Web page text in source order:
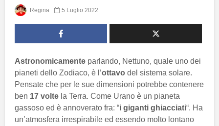
Regina 5 Luglio 2022
Astronomicamente parlando, Nettuno, quale uno dei
pianeti dello Zodiaco, è l’ottavo del sistema solare.
Pensate che per le sue dimensioni potrebbe contenere
ben 17 volte la Terra. Come Urano è un pianeta
gassoso ed è annoverato fra: “i giganti ghiacciati“. Ha
un’atmosfera irrespirabile ed essendo molto lontano